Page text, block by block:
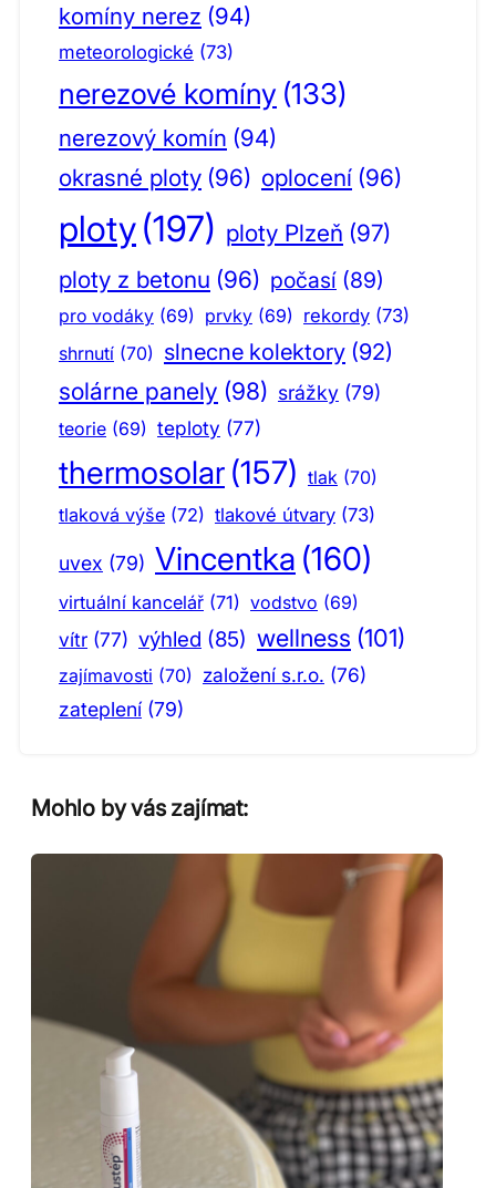
komíny nerez (94)
meteorologické (73)
nerezové komíny (133)
nerezový komín (94)
okrasné ploty (96) oplocení (96)
ploty(197) ploty Plzeň (97)
ploty z betonu (96) počasí (89)
pro vodáky (69) prvky (69) rekordy (73)
shrnutí (70) slnecne kolektory (92)
solárne panely (98) srážky (79)
teorie (69) teploty (77)
thermosolar (157) tlak (70)
tlaková výše (72) tlakové útvary (73)
uvex (79) Vincentka (160)
virtuální kancelář (71) vodstvo (69)
vítr (77) výhled (85) wellness (101)
zajímavosti (70) založení s.r.o. (76)
zateplení (79)
Mohlo by vás zajímat: